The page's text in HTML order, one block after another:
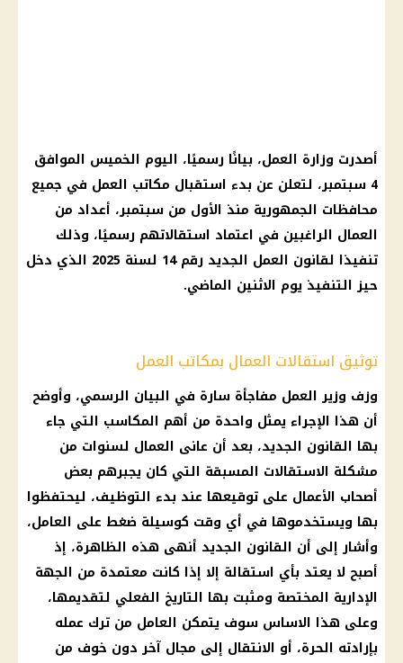
أصدرت وزارة العمل، بيانًا رسميًا، اليوم الخميس الموافق
4 سبتمبر، لتعلن عن بدء استقبال مكاتب العمل في جميع
محافظات الجمهورية منذ الأول من سبتمبر، أعداد من
العمال الراغبين في اعتماد استقالاتهم رسميًا، وذلك
تنفيذا لقانون العمل الجديد رقم 14 لسنة 2025 الذي دخل
حيز التنفيذ يوم الاثنين الماضي.
توثيق استقالات العمال بمكاتب العمل
وزف وزير العمل مفاجأة سارة في البيان الرسمي، وأوضح
أن هذا الإجراء يمثل واحدة من أهم المكاسب التي جاء
بها القانون الجديد، بعد أن عانى العمال لسنوات من
مشكلة الاستقالات المسبقة التي كان يجبرهم بعض
أصحاب الأعمال على توقيعها عند بدء التوظيف، ليحتفظوا
بها ويستخدموها في أي وقت كوسيلة ضغط على العامل،
وأشار إلى أن القانون الجديد أنهى هذه الظاهرة، إذ
أصبح لا يعتد بأي استقالة إلا إذا كانت معتمدة من الجهة
الإدارية المختصة ومثبت بها التاريخ الفعلي لتقديمها،
وعلى هذا الاساس سوف يتمكن العامل من ترك عمله
بإرادته الحرة، أو الانتقال إلى مجال آخر دون خوف من